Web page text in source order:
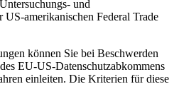
und
US-amerikanischen Federal Trade
können Sie bei Beschwerden
EU-US-Datenschutzabkommens
einleiten. Die Kriterien für diese